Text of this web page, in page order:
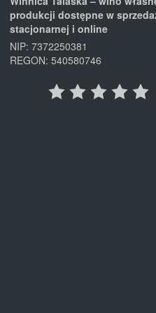
produkcji dostępne w
stacjonarnej i online
NIP: 7372250381
REGON: 540580746